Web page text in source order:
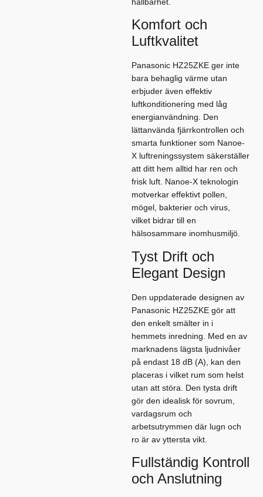
Komfort och
Luftkvalitet
Panasonic HZ25ZKE ger inte
bara behaglig värme utan
erbjuder även effektiv
luftkonditionering med låg
energianvändning. Den
lättanvända fjärrkontrollen och
smarta funktioner som Nanoe-
X luftreningssystem säkerställer
att ditt hem alltid har ren och
frisk luft. Nanoe-X teknologin
motverkar effektivt pollen,
mögel, bakterier och virus,
vilket bidrar till en
hälsosammare inomhusmiljö.
Tyst Drift och
Elegant Design
Den uppdaterade designen av
Panasonic HZ25ZKE gör att
den enkelt smälter in i
hemmets inredning. Med en av
marknadens lägsta ljudnivåer
på endast 18 dB (A), kan den
placeras i vilket rum som helst
utan att störa. Den tysta drift
gör den idealisk för sovrum,
vardagsrum och
arbetsutrymmen där lugn och
ro är av yttersta vikt.
Fullständig Kontroll
och Anslutning